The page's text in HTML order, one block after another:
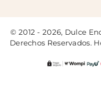
© 2012 - 2026, Dulce
Derechos Reservados.